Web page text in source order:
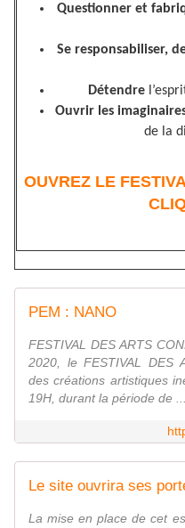
Questionner et f
Se responsabiliser,
Détendre
Ouvrir les
de la
OUVREZ LE
PEM : NANO
FESTIVAL DES ARTS
2020, le FESTIVAL DES
des créations artistiques
19H, durant la période de ...
La mise en place de cet